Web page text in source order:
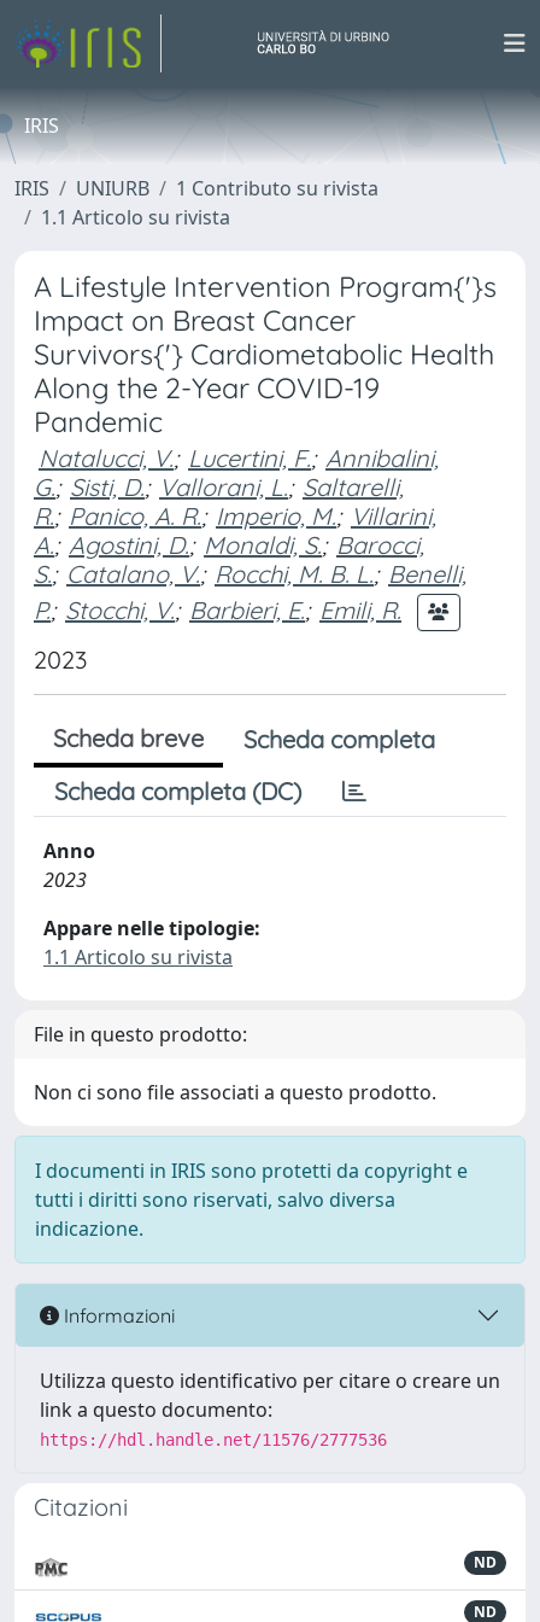
IRIS
IRIS UNIURB
1 Contributo su rivista
1.1 Articolo su rivista
A Lifestyle Intervention Program{'}s
Impact on Breast Cancer
Survivors{'} Cardiometabolic Health
Along the 2-Year COVID-19
Pandemic
Natalucci, V.; Lucertini, F.; Annibalini,
G.; Sisti, D.; Vallorani, L.; Saltarelli,
R.; Panico, A. R.; Imperio, M.; Villarini,
A.; Agostini, D.; Monaldi, S.; Barocci,
S.; Catalano, V.; Rocchi, M. B. L.; Benelli,
P.; Stocchi, V.; Barbieri, E.; Emili, R.
2023
Scheda breve
Scheda completa
Scheda completa (DC)
Anno
2023
Appare nelle tipologie:
1.1 Articolo su rivista
File in questo prodotto:
Non ci sono file associati a questo prodotto.
I documenti in IRIS sono protetti da copyright e
tutti i diritti sono riservati, salvo diversa
indicazione.
Informazioni
Utilizza questo identificativo per citare o creare un
link a questo documento:
https://hdl.handle.net/11576/2777536
Citazioni
ND
ND